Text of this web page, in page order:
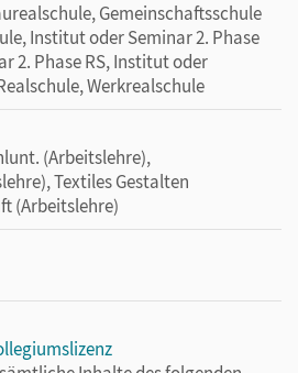
Gemeinschaftsschule
Institut oder Seminar 2. Phase
2. Phase RS, Institut oder
Werkrealschule
(Arbeitslehre),
Textiles Gestalten
(Arbeitslehre)